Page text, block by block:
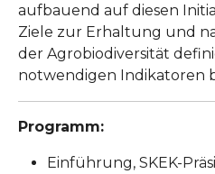
aufbauend auf diesen
Ziele zur Erhaltung und
der Agrobiodiversität
notwendigen Indikatoren
Programm:
Einführung, SKEK-